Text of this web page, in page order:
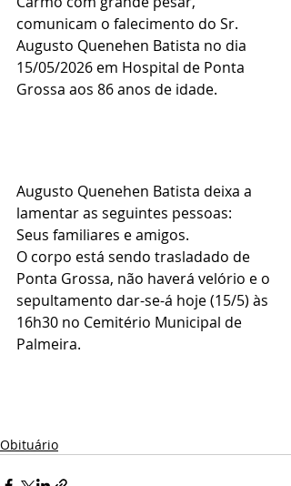
comunicam o falecimento do Sr.
Augusto Quenehen Batista no dia
15/05/2026 em Hospital de Ponta
Grossa aos 86 anos de idade.
Augusto Quenehen Batista deixa a
lamentar as seguintes pessoas:
Seus familiares e amigos.
O corpo está sendo trasladado de
Ponta Grossa, não haverá velório e o
sepultamento dar-se-á hoje (15/5) às
16h30 no Cemitério Municipal de
Palmeira.
Obituário